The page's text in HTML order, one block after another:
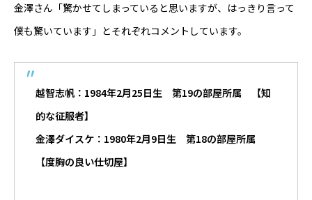
YouTube
金澤さん「驚かせてしまっていると思いますが、はっきり言って
僕も驚いています」とそれぞれコメントしています。
越智志帆：1984年2月25日生 第19の部屋所属 【知
的な征服者】
金澤ダイスケ：1980年2月9日生 第18の部屋所属
【度胸の良い仕切屋】